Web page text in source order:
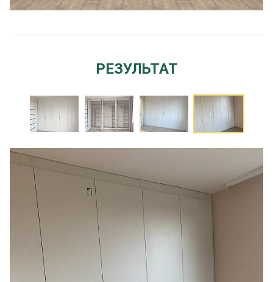
РЕЗУЛЬТАТ